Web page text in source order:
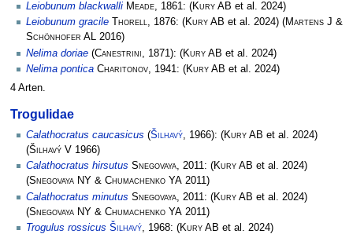
Leiobunum blackwalli Meade, 1861: (Kury AB et al. 2024)
Leiobunum gracile
Thorell, 1876: (Kury AB et al. 2024) (Martens J &
Schönhofer AL 2016)
Nelima doriae (Canestrini , 1871): (Kury AB et al. 2024)
Nelima pontica Charitonov, 1941: (Kury AB et al. 2024)
4 Arten.
Trogulidae
Calathocratus caucasicus (Šilhavý, 1966): (Kury AB et al. 2024)
(Šilhavý V 1966)
Calathocratus hirsutus Snegovaya, 2011: (Kury AB et al. 2024)
(Snegovaya NY & Chumachenko YA 2011)
Calathocratus minutus Snegovaya , 2011: (Kury AB et al. 2024)
(Snegovaya NY & Chumachenko YA 2011)
Trogulus rossicus Šilhavý, 1968: (Kury AB et al. 2024)